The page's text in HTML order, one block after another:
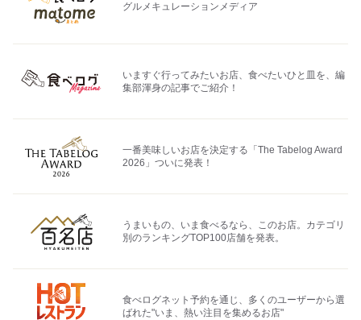
グルメキュレーションメディア
いますぐ行ってみたいお店、食べたいひと皿を、編
集部渾身の記事でご紹介！
一番美味しいお店を決定する「The Tabelog Award
2026」ついに発表！
うまいもの、いま食べるなら、このお店。カテゴリ
別のランキングTOP100店舗を発表。
食べログネット予約を通じ、多くのユーザーから選
ばれた"いま、熱い注目を集めるお店"